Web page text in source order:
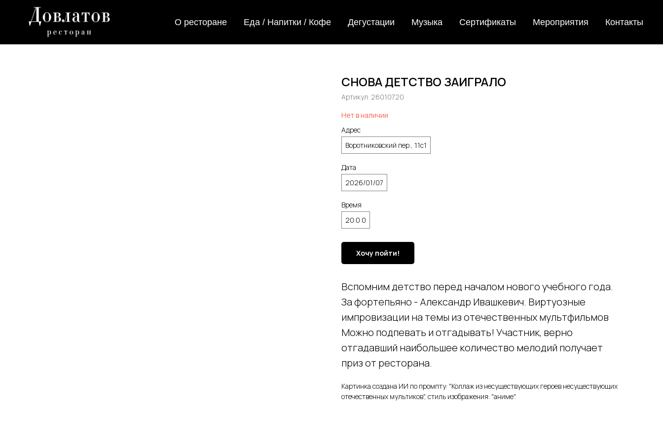
О ресторане Еда / Напитки / Кофе Дегустации Музыка Сертификаты Мероприятия Контакты
СНОВА ДЕТСТВО ЗАИГРАЛО
Артикул: 26010720
Нет в наличии
Адрес
Воротниковский пер., 11с1
Дата
2026/01/07
Время
20:0 0
Хочу пойти!
Вспомним детство перед началом нового учебного года.
За фортепьяно - Александр Ивашкевич. Виртуозные
импровизации на темы из отечественных мультфильмов
Можно подпевать и отгадывать! Участник, верно
отгадавший наибольшее количество мелодий получает
приз от ресторана.
Картинка создана ИИ по промпту: "Коллаж из несуществующих героев несуществующих
отечественных мультиков", стиль изображения: "аниме".